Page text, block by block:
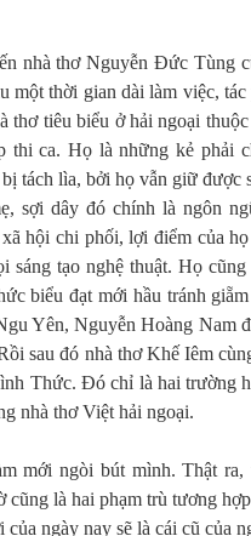
nhà thơ Nguyễn Đức Tùng
một thời gian dài làm việc,
thơ tiêu biểu ở hải ngoại
thi ca. Họ là những kẻ phải
tách lìa, bởi họ vẫn giữ
sợi dây đó chính là ngôn
hội chi phối, lợi điểm của
sáng tạo nghệ thuật. Họ
biểu đạt mới hầu tránh
Yên, Nguyễn Hoàng Nam
sau đó nhà thơ Khế Iêm
Thức. Đó chỉ là hai trường
nhà thơ Việt hải ngoại.
mới ngòi bút mình. Thật ra,
cũng là hai phạm trù tương
ngày nay sẽ là cái cũ của